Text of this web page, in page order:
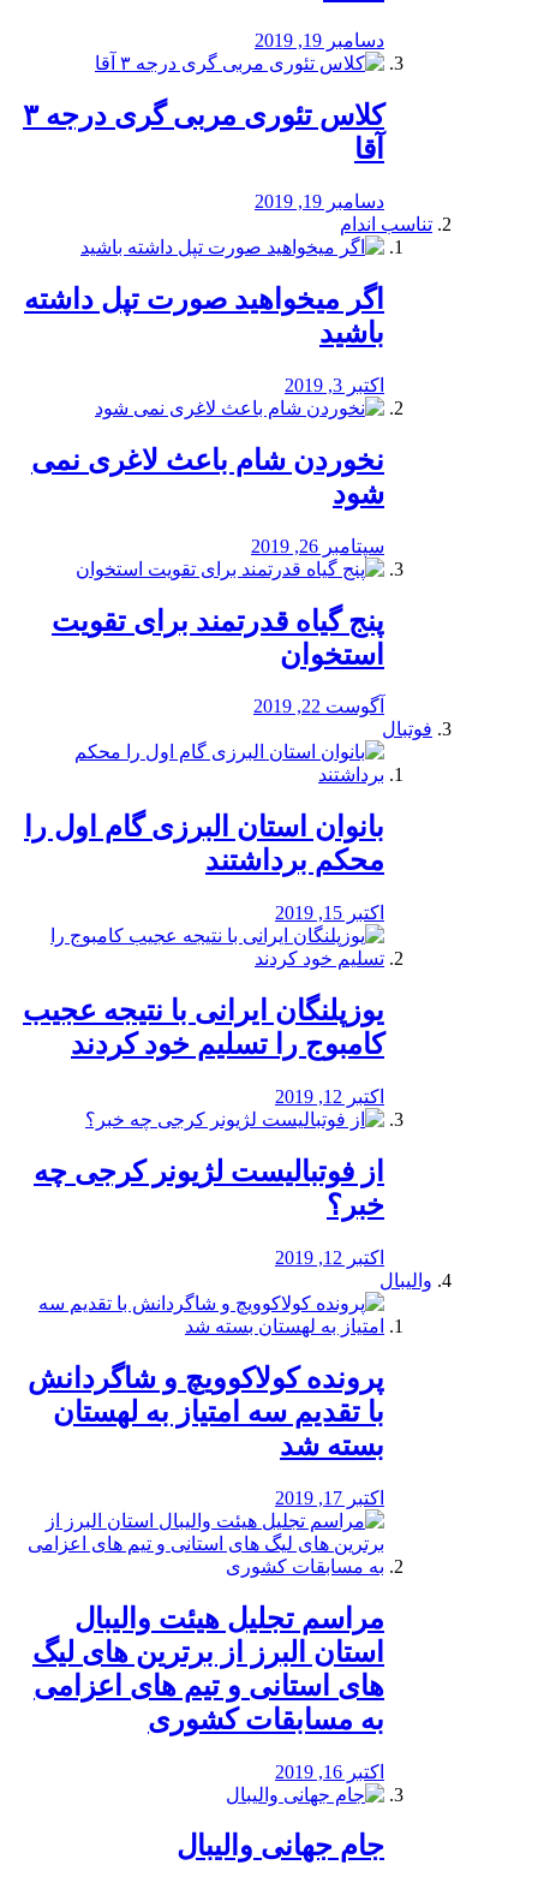
دسامبر 19, 2019
کلاس تئوری مربی گری درجه ۳
آقا
دسامبر 19, 2019
تناسب اندام
اگر میخواهید صورت تپل داشته
باشید
اکتبر 3, 2019
نخوردن شام باعث لاغری نمی
‌شود
سپتامبر 26, 2019
پنج گیاه قدرتمند برای تقویت
استخوان
آگوست 22, 2019
فوتبال
بانوان استان البرزی گام اول را
محكم برداشتند
اکتبر 15, 2019
یوزپلنگان ایرانی با نتیجه عجیب
کامبوج را تسلیم خود کردند
اکتبر 12, 2019
از فوتبالیست لژیونر کرجی چه
خبر؟
اکتبر 12, 2019
والیبال
پرونده کولاکوویچ و شاگردانش
با تقدیم سه امتیاز به لهستان
بسته شد
اکتبر 17, 2019
مراسم تجلیل هیئت والیبال
استان البرز از برترین های لیگ
های استانی و تیم های اعزامی
به مسابقات کشوری
اکتبر 16, 2019
جام جهانی والیبال